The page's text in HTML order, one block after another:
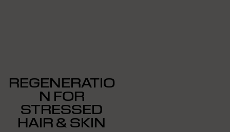
REGENERATIO
N FOR
STRESSED
HAIR & SKIN